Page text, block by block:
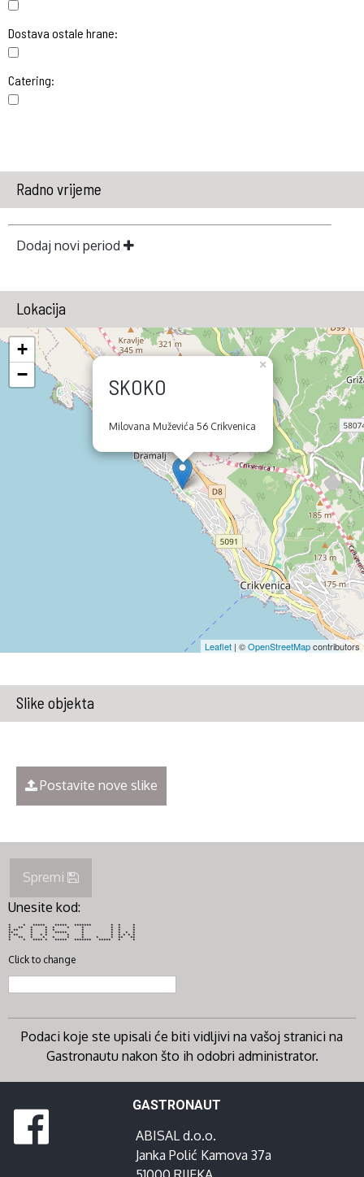
Dostava ostale hrane:
Catering:
Radno vrijeme
Dodaj novi period
Lokacija
SKOKO
Milovana Muževića 56 Crikvenica
×
+
−
Leaflet | ©OpenStreetMapcontributors
Slike objekta
Postavite nove slike
Spremi
Unesite kod:
* * ***** ***** ******* * * *
* ** * * * * * * * *
* ** * * * * * * *
** * * ***** * * * * *
* ** * * * * * * * * * *
* ** * * * * * * * ** **
* * **** * ***** ******* ***** * *
Click to change
Podaci koje ste upisali će biti vidljivi na vašoj stranici na
Gastronautu nakon što ih odobri administrator.
GASTRONAUT
ABISAL d.o.o.
Janka Polić Kamova 37a